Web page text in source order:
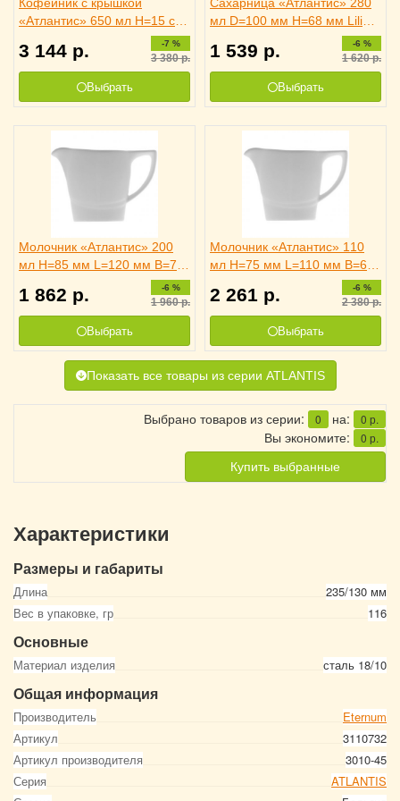
«Атлантис» 650 мл H=15 см
L=19 см B=10.5 см Lilien
Austria, 3160337
3 144 р. -7 %
3 380р.
Выбрать
мл D=100 мм H=68 мм Lilien
1 539 р. -6 %
1 620р.
Выбрать
Молочник «Атлантис» 200
мл H=85 мм L=120 мм B=70
мм Lilien Austria, 3170783
1 862 р. -6 %
1 960р.
Выбрать
Молочник «Атлантис» 110
мл H=75 мм L=110 мм B=60
мм Lilien Austria, 3170782
2 261 р. -6 %
2 380р.
Выбрать
Показать все товары из серии ATLANTIS
Выбрано товаров из серии: 0 на: 0 р.
Вы экономите: 0 р.
Купить выбранные
Характеристики
Размеры и габариты
Длина
235/130 мм
Вес в упаковке, гр
116
Основные
Материал изделия сталь 18/10
Общая информация
Производитель
Eternum
Артикул
3110732
Артикул производителя
3010-45
Серия
ATLANTIS